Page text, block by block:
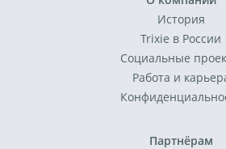
История
Trixie в России
Социальные
Работа и
Партнёрам